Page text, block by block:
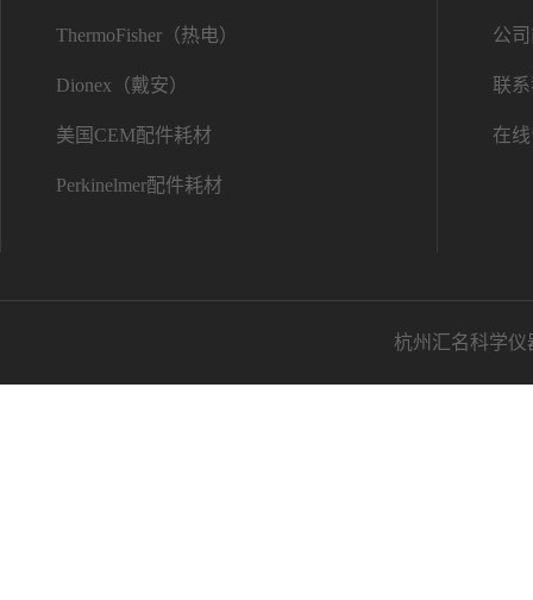
ThermoFisher（热电）
Dionex（戴安）
美国CEM配件耗材
Perkinelmer配件耗材
公
联
在
杭州汇名科学仪